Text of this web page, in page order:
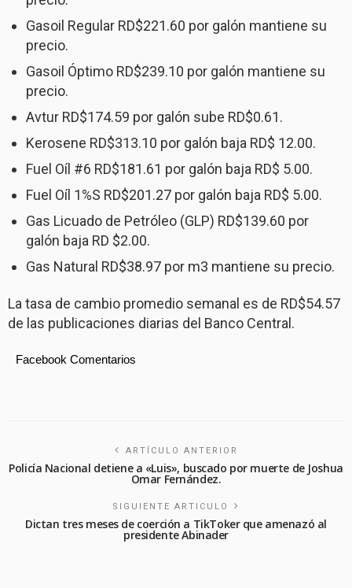
Gasoil Regular RD$221.60 por galón mantiene su
precio.
Gasoil Óptimo RD$239.10 por galón mantiene su
precio.
Avtur RD$174.59 por galón sube RD$0.61.
Kerosene RD$313.10 por galón baja RD$ 12.00.
Fuel Oíl #6 RD$181.61 por galón baja RD$ 5.00.
Fuel Oíl 1%S RD$201.27 por galón baja RD$ 5.00.
Gas Licuado de Petróleo (GLP) RD$139.60 por
galón baja RD $2.00.
Gas Natural RD$38.97 por m3 mantiene su precio.
La tasa de cambio promedio semanal es de RD$54.57
de las publicaciones diarias del Banco Central.
Facebook Comentarios
ARTÍCULO ANTERIOR
Policía Nacional detiene a «Luis», buscado por muerte de Joshua
Omar Fernández.
SIGUIENTE ARTICULO
Dictan tres meses de coerción a TikToker que amenazó al
presidente Abinader